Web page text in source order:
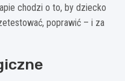
chodzi o to, by dziecko
poprawić – i za